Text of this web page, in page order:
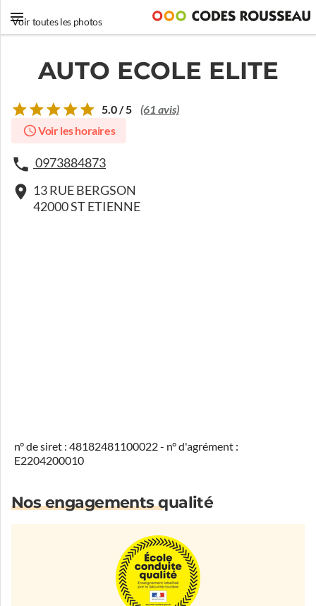
Voir toutes les photos
AUTO ECOLE ELITE
5.0 / 5 (61 avis)
Voir les horaires
0973884873
13 RUE BERGSON
42000 ST ETIENNE
n° de siret : 48182481100022 - n° d'agrément :
E2204200010
Nos engagements qualité